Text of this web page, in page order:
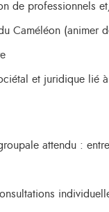
de professionnels
Caméléon (animer
et juridique lié
attendu :